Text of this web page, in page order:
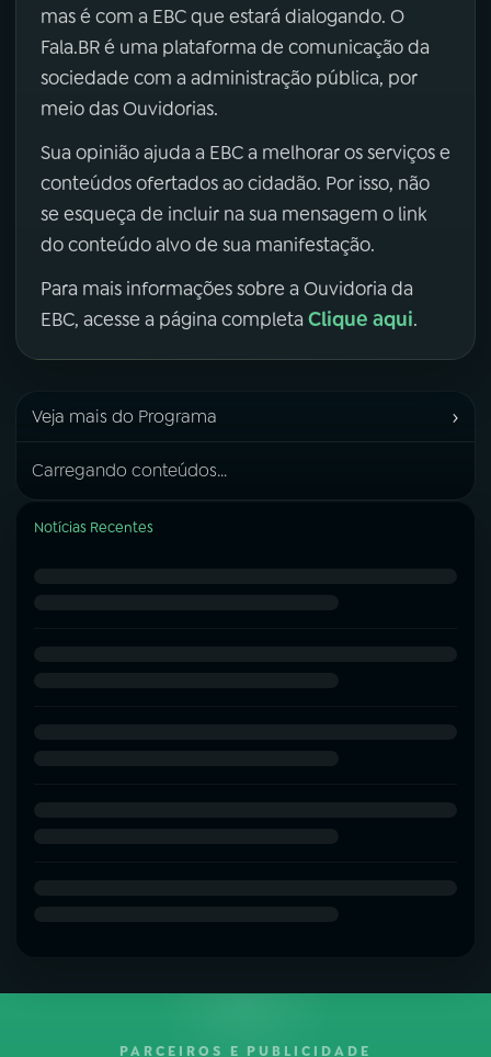
mas é com a EBC que estará dialogando. O
Fala.BR é uma plataforma de comunicação da
sociedade com a administração pública, por
meio das Ouvidorias.
Sua opinião ajuda a EBC a melhorar os serviços e
conteúdos ofertados ao cidadão. Por isso, não
se esqueça de incluir na sua mensagem o link
do conteúdo alvo de sua manifestação.
Para mais informações sobre a Ouvidoria da
EBC, acesse a página completa Clique aqui.
Veja mais do Programa ›
Carregando conteúdos...
Notícias Recentes
PARCEIROS E PUBLICIDADE